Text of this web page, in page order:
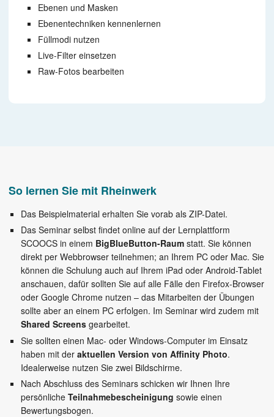
Ebenen und Masken
Ebenentechniken kennenlernen
Füllmodi nutzen
Live-Filter einsetzen
Raw-Fotos bearbeiten
So lernen Sie mit Rheinwerk
Das Beispielmaterial erhalten Sie vorab als ZIP-Datei.
Das Seminar selbst findet online auf der Lernplattform
SCOOCS in einem BigBlueButton-Raum statt. Sie können
direkt per Webbrowser teilnehmen; an Ihrem PC oder Mac. Sie
können die Schulung auch auf Ihrem iPad oder Android-Tablet
anschauen, dafür sollten Sie auf alle Fälle den Firefox-Browser
oder Google Chrome nutzen – das Mitarbeiten der Übungen
sollte aber an einem PC erfolgen. Im Seminar wird zudem mit
Shared Screens gearbeitet.
Sie sollten einen Mac- oder Windows-Computer im Einsatz
haben mit der aktuellen Version von Affinity Photo.
Idealerweise nutzen Sie zwei Bildschirme.
Nach Abschluss des Seminars schicken wir Ihnen Ihre
persönliche Teilnahmebescheinigung sowie einen
Bewertungsbogen.